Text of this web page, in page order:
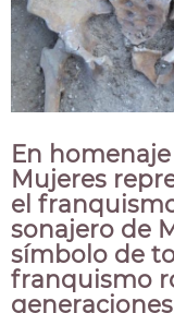
En
Mujeres
el
sonajero de
símbolo de
franquismo